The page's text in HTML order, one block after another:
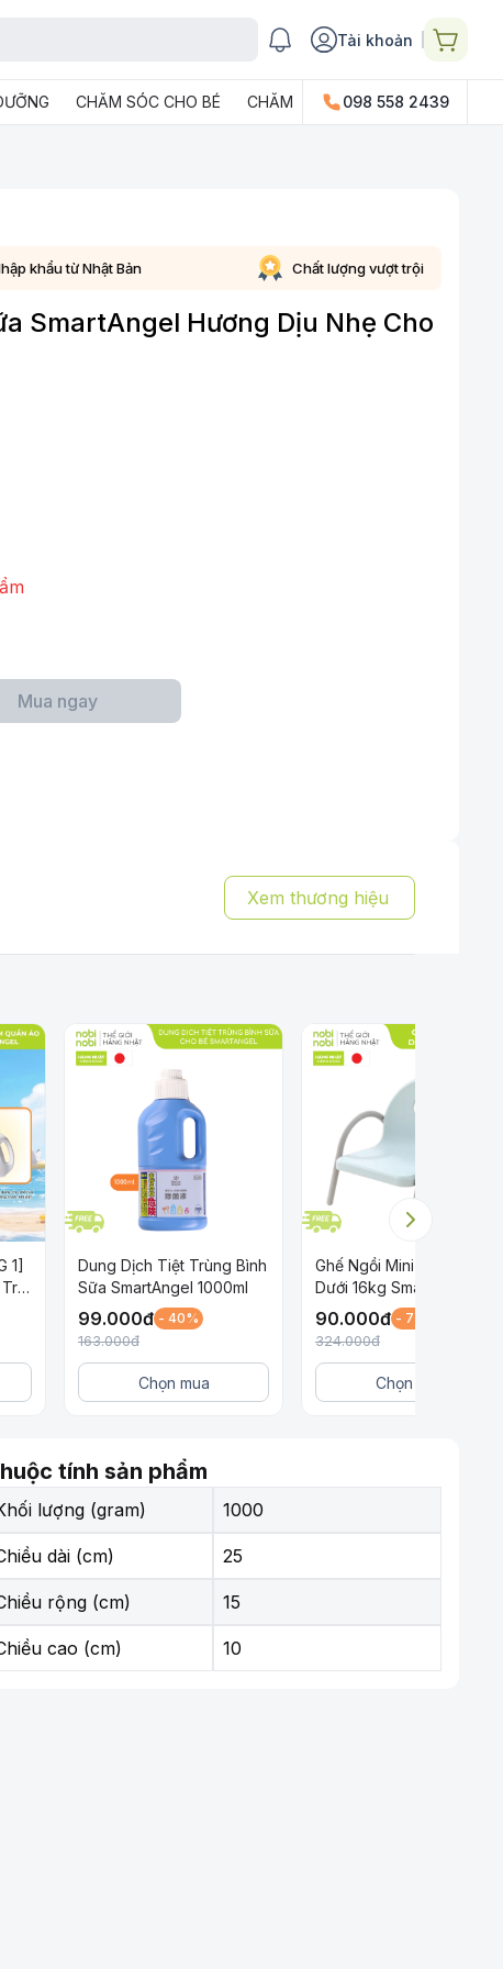
Tài khoản
CHĂM SÓC CHO BÉ CHĂM SÓC GIA ĐÌNH PHỤ KIỆN
098 558 2439
khẩu từ Nhật Bản Chất lượng vượt trội
SmartAngel Hương Dịu Nhẹ Cho
Mua ngay
Xem thương hiệu
1]
Dung Dịch Tiệt Trùng Bình
Sữa SmartAngel 1000ml
99.000đ - 40%
163.000đ
Chọn mua
Ghế Ngồi Mini Cho Bé
Dưới 16kg SmartAngel
Màu Xanh Xám
90.000đ - 73%
324.000đ
Chọn mua
tính sản phẩm
lượng (gram) 1000
dài (cm) 25
rộng (cm) 15
cao (cm) 10